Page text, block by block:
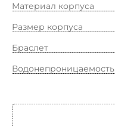
Материал корпуса
Размер корпуса
Браслет
Водонепроницаемость